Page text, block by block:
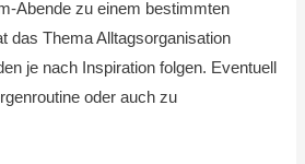
Abende zu einem bestimmten
das Thema Alltagsorganisation
je nach Inspiration folgen. Eventuell
oder auch zu